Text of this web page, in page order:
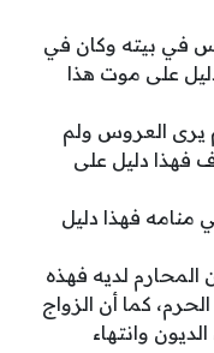
في بيته وكان في
على موت هذا
يرى العروس ولم
فهذا دليل على
منامه فهذا دليل
المحارم لديه فهذه
كما أن الزواج
وانتهاء